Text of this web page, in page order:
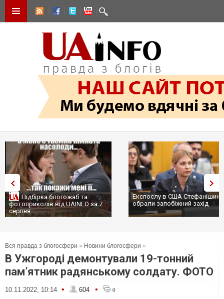
Експослу в США Стефанішиній
обрали запобіжний захід
Трамп не передасть
сотні ракет до Patriot,
...
Вся правда з блогосфери » Новини блогосфери »
В Ужгороді демонтували 19-тонний
пам’ятник радянському солдату. ФОТО
10.11.2022, 10:14 • 604 • 0